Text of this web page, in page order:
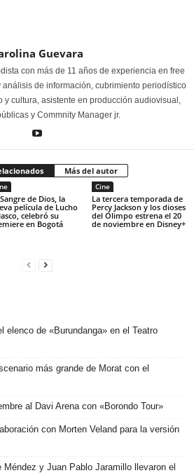
Guevara
con más de 11 años de experiencia en free
de información, cubrimiento periodístico
y cultura, asistente en producción audiovisual,
y Commnity Manager jr.
Más del autor
de Dios, la
película de Lucho
celebró su
en Bogotá
Cine
La tercera temporada de
Percy Jackson y los dioses
del Olimpo estrena el 20
de noviembre en Disney+
elenco de «Burundanga» en el Teatro
más grande de Morat con el
al Davi Arena con «Borondo Tour»
con Morten Veland para la versión
y Juan Pablo Jaramillo llevaron el